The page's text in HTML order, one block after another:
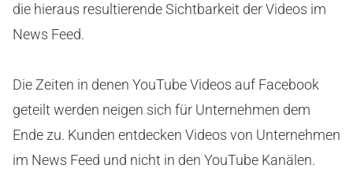
die hieraus resultierende Sichtbarkeit der Videos im
News Feed.
Die Zeiten in denen YouTube Videos auf Facebook
geteilt werden neigen sich für Unternehmen dem
Ende zu. Kunden entdecken Videos von Unternehmen
im News Feed und nicht in den YouTube Kanälen.